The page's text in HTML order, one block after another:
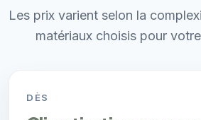
Les prix varient selon la
matériaux choisis pour
DÈS